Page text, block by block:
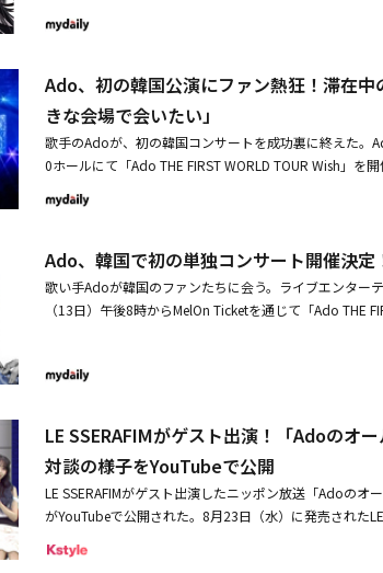
ポラリー楽曲賞Prema ／ Fujii Kaze◆最優秀オルタナテ
ーカル楽曲賞（グループ／ソロ）Blue Jeans ／ HANA◆
／ソロ）とくべチュ、して ／ ＝LOVE◆最優秀演歌・歌謡
URI◆最優秀インストゥルメンタル楽曲賞神様のメロデ
ニック楽曲賞 in association with JDDAGALA ／ XG◆最
最優秀ボーカロイドカルチャー楽曲賞匙ノ咒 ／ r-906◆
曲賞2 （feat. Lee Youngji） ／ 星野源 / Lee Youngji◆最
◆最優秀リバイバル楽曲賞イケナイ太陽 ／ ORANGE
g in Latin AmericaIRIS OUT ／ 米津玄師◆最優秀海外ポ
最優秀海外ロック楽曲賞Smash It Like Belushi ／ Green
賞Stop Playing With Me ／ Tyler, The Creator◆最優秀海
t Follows You ／ YOUNGOHM◆Indonesian Popular
of Joe◆最優秀 J-POP アーティスト賞Mrs. GREEN
ンポラリーアーティスト賞Fujii Kaze◆最優秀オルタナテ
＆ボーカルアーティスト賞（グループ／ソロ）HANA◆
スト賞（グループ／ソロ）M!LK◆最優秀ガールズアイド
ソロ）FRUITS ZIPPER◆最優秀デジタルカルチャーアー
「ルミナス – Luminous」Ado「ビバリウム」「アイ・
「超超超！SUPER HAPPY feat. m.c.A・T」TWS「
フ＞製作著作製作著作：TBS制作プロデューサー：大木
ーサー：寺田裕樹■関連リンク「CDTVライブ!ライブ!」公
ティストの1位に輝いたAdo、Spotify年間ランキングの
演も決定。今年の4月にリリースした楽曲「夢中」のス
で1億回再生を突破したBE:FIRST、今年の4月にデビュ
曲を5曲持ち、Billboardチャートの集計に基づく記録と
プとしては史上最多、さらに日本国内ダンス＆ボーカル
最も再生されたダンス＆ボーカルグループの1位に輝い
総合ソング・チャートJAPAN HOT 100で、自身の楽曲が
となったなにわ男子、今年の3月にBillboard JAPAN総合
の楽曲が初の総合首位を獲得したTravis Japanの出演が
トとして、中島健人、T.N.T、超特急、MAZZELなど今年
リームステージが決定。2025年の日本の音楽シーンをど
ティストによる一夜限りのファミリーコラボが実現！
お互いの楽曲にも参加し、一夜限りの、ここでしか観ら
ンをお楽しみに。・TREASURE、12月29日放送の日テレ
IGBANGの曲をカバー・Stray Kids「2025 AAA」で8冠
組概要「発表！今年イチバン聴いた歌～年間ミュージッ
時30分～10時54分＜MC＞志尊淳、新木優子＜出演アー
リームステージ出演）、STARGLOW（ドリームステー
ツアーの中で初オープンとなる。Adoは2020年に「う
に、爆発的な歌唱力だけで没入感あふれる公演を披露す
トアは、限界なく突き進むAdoの5年間の足跡を記録し、
るために準備された。韓国ファンに向けたAdoの肉声メ
リスニングゾーン、代表アルバムジャケットを立体感た
されており、ポップアップストアを訪れたファンに、
OXイベントゾーンで集まったファンレターは、アーテ
ためだけに特別に製作されたソウル限定グッズ9種も。8月
ARAJUKUを皮切りに、日本5都市で開催中の「Ado 5th
にも様々なグローバル都市で開催される予定だ。YG
業運営ノウハウと力量を基盤に、グローバルアーティス
YouTubeで公開
Ado、初の韓国公演にファン熱狂！滞在
きな会場で会いたい」
歌手のAdoが、初の韓国コンサートを成功裏に終えた。
0ホールにて「Ado THE FIRST WORLD TOUR Wish」を
曲「うっせぇわ」を熱唱して雰囲気を盛り上げた。また
ルエットだけでステージが展開されるというのが特徴だ
客を魅了したAdoに、観客たちは熱狂した。休まずにラ
約90分の公演を終えた。韓国でのスケジュールを終えた
リアルを入れて食べる韓国のスイーツ）が美味しくて、
次回の訪韓を約束した。最後に「すべての公演会場のフ
の公演を通じて成長した姿で（日本へ）戻りたい」とし
目標を伝えた。彼女は二日間で約14万人の観客を動員
るなど、ベールに包まれているが大胆で繊細な表現力と
る。・Ado、韓国で初の単独コンサート開催決定！早く
Ado、韓国で初の単独コンサート開催決
歌い手Adoが韓国のファンたちに会う。ライブエンター
（13日）午後8時からMelOn Ticketを通じて「Ado THE
ルにて開催される初の韓国コンサートを通じて、特有の
終えて、来年4月に東京・国立競技場でワンマンライブ
楽界にデビューした彼女は、日本の女性ソロ歌手で初め
REAMS COME TRUE、嵐などと共に肩を並べることにな
FILM RED」のOST（主題歌）を歌ったアーティストとし
ングルのタイトル曲「UNFORGIVEN （Japanese ver.）
ERAFIMがゲスト出演！「Adoのオールナイトニッポン
LE SSERAFIMがゲスト出演！「Adoのオ
対談の様子をYouTubeで公開
LE SSERAFIMがゲスト出演したニッポン放送「Adoのオ
がYouTubeで公開された。8月23日（水）に発売された
ィーチャリングアーティストとして参加したことをき